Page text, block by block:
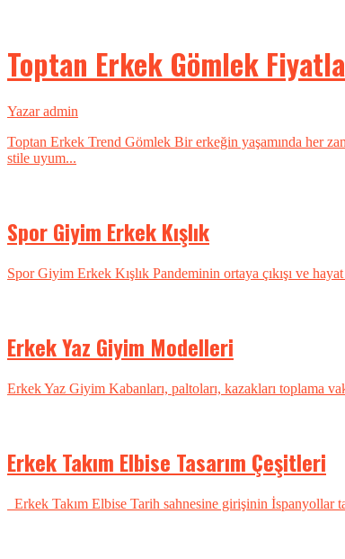
Toptan Erkek Gömlek
Yazar admin
Toptan Erkek Trend Gömlek Bir erkeğin yaşamında her
stile uyum...
Spor Giyim Erkek Kışlık
Spor Giyim Erkek Kışlık Pandeminin ortaya çıkışı ve
Erkek Yaz Giyim Modelleri
Erkek Yaz Giyim Kabanları, paltoları, kazakları toplama
Erkek Takım Elbise Tasarım Çeşitleri
Erkek Takım Elbise Tarih sahnesine girişinin İspanyollar